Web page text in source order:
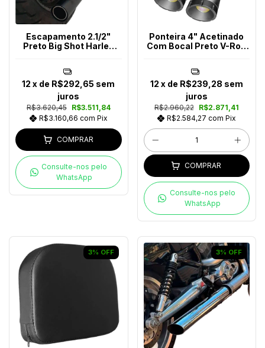
Escapamento 2.1/2"
Preto Big Shot Harley
R$3.620,45
R$3.511,84
R$3.160,66 com Pix
12 x de R$292,65 sem
juros
COMPRAR
Consulte-nos pelo
WhatsApp
Ponteira 4" Acetinado
Com Bocal Preto V-Rod
R$2.960,22
R$2.871,41
R$2.584,27 com Pix
12 x de R$239,28 sem
juros
COMPRAR
Consulte-nos pelo
WhatsApp
3% OFF 3% OFF